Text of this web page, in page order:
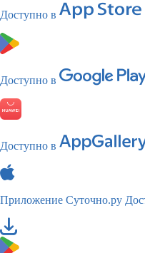
Доступно в
Доступно в
Доступно в
Приложение Суточно.ру